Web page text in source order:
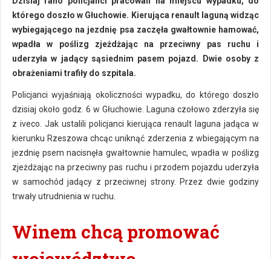
którego doszło w Głuchowie. Kierująca renault laguną widząc
wybiegającego na jezdnię psa zaczęła gwałtownie hamować,
wpadła w poślizg zjeżdżając na przeciwny pas ruchu i
uderzyła w jadący sąsiednim pasem pojazd. Dwie osoby z
obrażeniami trafiły do szpitala.
Policjanci wyjaśniają okoliczności wypadku, do którego doszło
dzisiaj około godz. 6 w Głuchowie. Laguna czołowo zderzyła się
z iveco. Jak ustalili policjanci kierująca renault laguna jadąca w
kierunku Rzeszowa chcąc uniknąć zderzenia z wbiegającym na
jezdnię psem nacisnęła gwałtownie hamulec, wpadła w poślizg
zjeżdżając na przeciwny pas ruchu i przodem pojazdu uderzyła
w samochód jadący z przeciwnej strony. Przez dwie godziny
trwały utrudnienia w ruchu.
Winem chcą promować